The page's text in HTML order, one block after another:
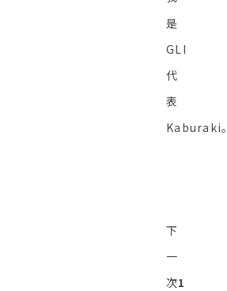
是
GLI
代
表
Kaburaki。
下
一
次1